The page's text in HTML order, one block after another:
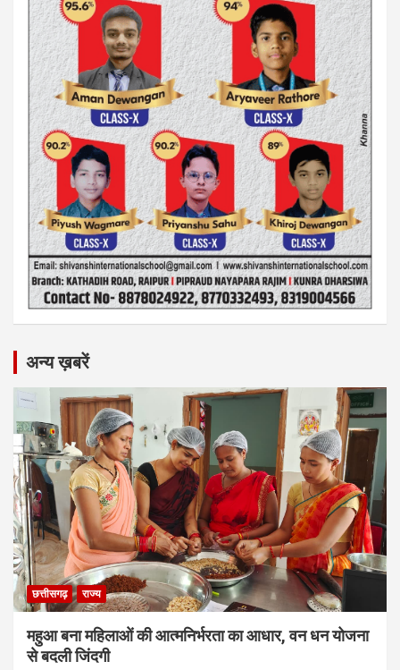
अन्य ख़बरें
छत्तीसगढ़ राज्य
महुआ बना महिलाओं की आत्मनिर्भरता का आधार, वन धन योजना
से बदली जिंदगी